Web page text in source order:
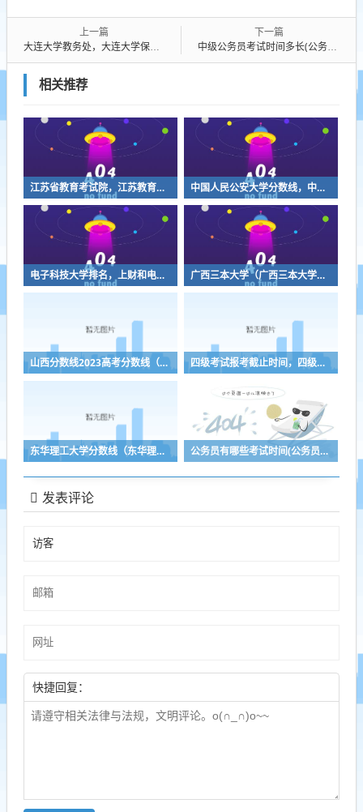
上一篇
大连大学教务处，大连大学保研率是多少
下一篇
中级公务员考试时间多长(公务员考试考几天)
相关推荐
江苏省教育考试院，江苏教育考试院下载凯发k8官网怎么登录 中国人民公安大学分数线，中国人民公安大学17年录取分数线
电子科技大学排名，上财和电子科技大学排名 广西三本大学（广西三本大学排名榜）
山西分数线2023高考分数线（山西分数线2023高考分数线什么时候公布） 四级考试报考截止时间，四级报考时间2022年
东华理工大学分数线（东华理工大学分数线2016） 公务员有哪些考试时间(公务员考试都有哪些时间)
发表评论
快捷回复：